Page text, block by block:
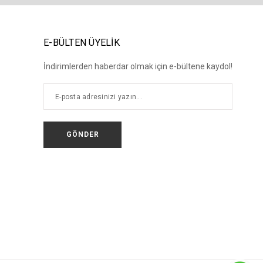
E-BÜLTEN ÜYELİK
İndirimlerden haberdar olmak için e-bültene kaydol!
GÖNDER